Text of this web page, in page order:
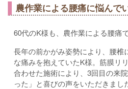
農作業による腰痛に悩んで
60代のK様も、農作業による腰痛
長年の前かがみ姿勢により、腰椎
な痛みを抱えていたK様。筋膜リ
合わせた施術により、3回目の来
った」と喜びの声をいただきまし